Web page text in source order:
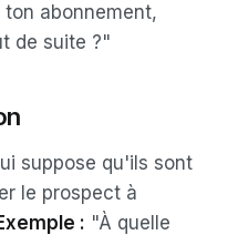
abonnement,
de suite ?"
suppose qu'ils sont
le prospect à
: "À quelle